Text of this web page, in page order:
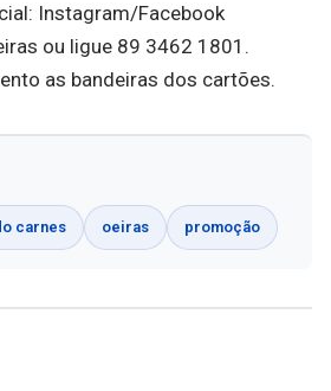
Instagram/Facebook
ou ligue 89 3462 1801.
as bandeiras dos cartões.
carnes oeiras promoção